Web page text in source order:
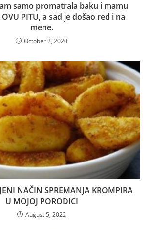
samo promatrala baku i mamu
PITU, a sad je došao red i na
mene.
October 2, 2020
NAČIN SPREMANJA KROMPIRA
U MOJOJ PORODICI
August 5, 2022